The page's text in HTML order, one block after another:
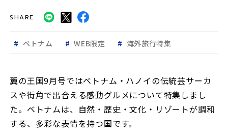
SHARE
ベトナム WEB限定 海外旅行特集
翼の王国9月号ではベトナム・ハノイの伝統芸サーカ
スや街角で出合える感動グルメについて特集しまし
た。ベトナムは、自然・歴史・文化・リゾートが調和
する、多彩な表情を持つ国です。